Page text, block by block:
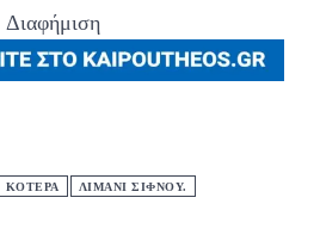
Διαφήμιση
ΚΟΤΕΡΑ ΛΙΜΑΝΙ ΣΙΦΝΟΥ.